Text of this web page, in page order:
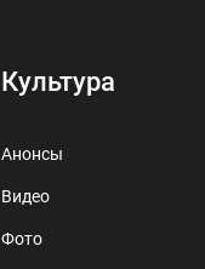
Культура
Анонсы
Видео
Фото